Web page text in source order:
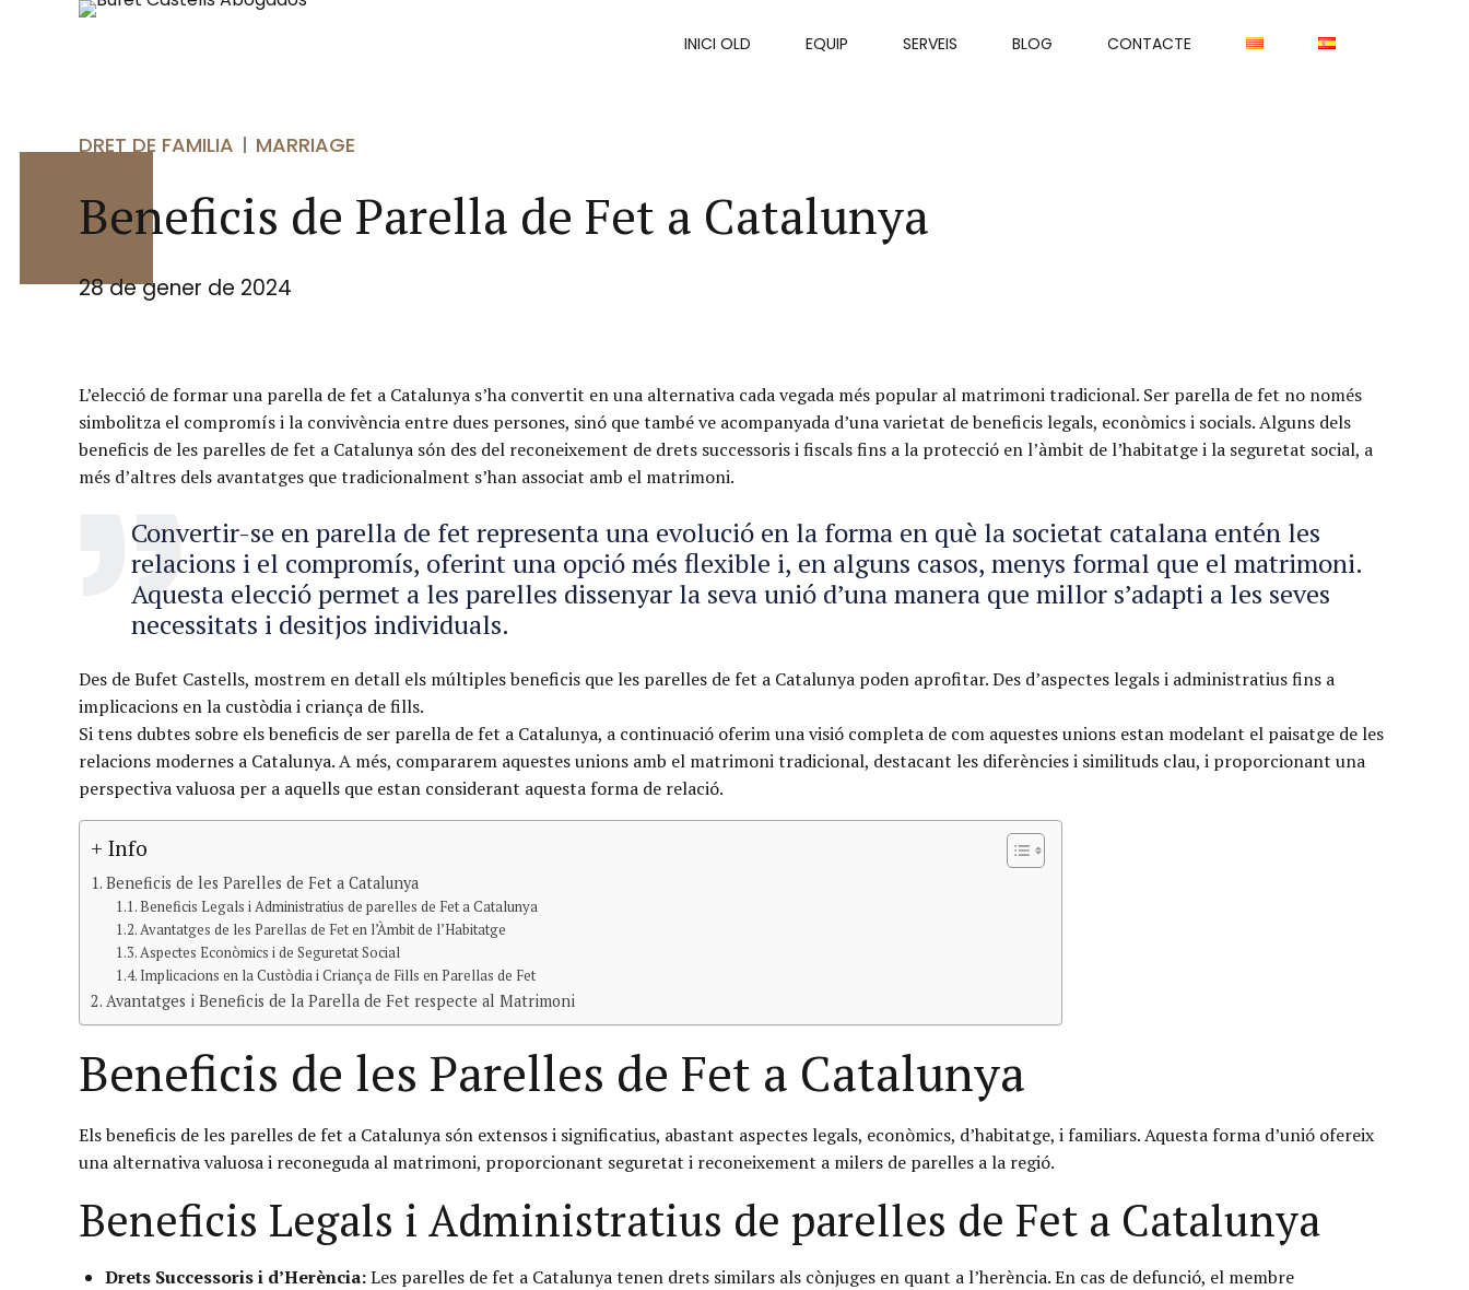
INICI OLD EQUIP SERVEIS BLOG CONTACTE
DRET DE FAMILIA MARRIAGE
Beneficis de Parella de Fet a Catalunya
28 de gener de 2024
L’elecció de formar una parella de fet a Catalunya s’ha convertit en una alternativa cada vegada més popular al matrimoni tradicional. Ser parella de fet no només
simbolitza el compromís i la convivència entre dues persones, sinó que també ve acompanyada d’una varietat de beneficis legals, econòmics i socials. Alguns dels
beneficis de les parelles de fet a Catalunya són des del reconeixement de drets successoris i fiscals fins a la protecció en l’àmbit de l’habitatge i la seguretat social, a
més d’altres dels avantatges que tradicionalment s’han associat amb el matrimoni.
Convertir-se en parella de fet representa una evolució en la forma en què la societat catalana entén les
relacions i el compromís, oferint una opció més flexible i, en alguns casos, menys formal que el matrimoni.
Aquesta elecció permet a les parelles dissenyar la seva unió d’una manera que millor s’adapti a les seves
necessitats i desitjos individuals.
Des de Bufet Castells, mostrem en detall els múltiples beneficis que les parelles de fet a Catalunya poden aprofitar. Des d’aspectes legals i administratius fins a
implicacions en la custòdia i criança de fills.
Si tens dubtes sobre els beneficis de ser parella de fet a Catalunya, a continuació oferim una visió completa de com aquestes unions estan modelant el paisatge de les
relacions modernes a Catalunya. A més, compararem aquestes unions amb el matrimoni tradicional, destacant les diferències i similituds clau, i proporcionant una
perspectiva valuosa per a aquells que estan considerant aquesta forma de relació.
+ Info
Beneficis de les Parelles de Fet a Catalunya
Beneficis Legals i Administratius de parelles de Fet a Catalunya
Avantatges de les Parellas de Fet en l’Àmbit de l’Habitatge
Aspectes Econòmics i de Seguretat Social
Implicacions en la Custòdia i Criança de Fills en Parellas de Fet
Avantatges i Beneficis de la Parella de Fet respecte al Matrimoni
Beneficis de les Parelles de Fet a Catalunya
Els beneficis de les parelles de fet a Catalunya són extensos i significatius, abastant aspectes legals, econòmics, d’habitatge, i familiars. Aquesta forma d’unió ofereix
una alternativa valuosa i reconeguda al matrimoni, proporcionant seguretat i reconeixement a milers de parelles a la regió.
Beneficis Legals i Administratius de parelles de Fet a Catalunya
Drets Successoris i d’Herència:Les parelles de fet a Catalunya tenen drets similars als cònjuges en quant a l’herència. En cas de defunció, el membre